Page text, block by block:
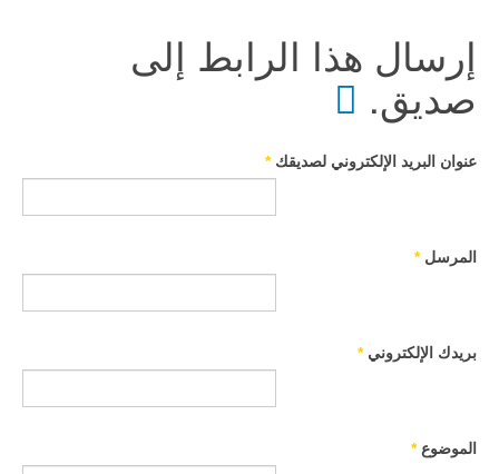
إرسال هذا الرابط إلى
صديق.
عنوان البريد الإلكتروني لصديقك *
المرسل *
بريدك الإلكتروني *
الموضوع *